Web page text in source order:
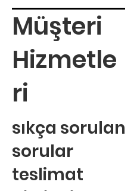
Müşteri
Hizmetle
ri
sıkça sorulan
sorular
teslimat